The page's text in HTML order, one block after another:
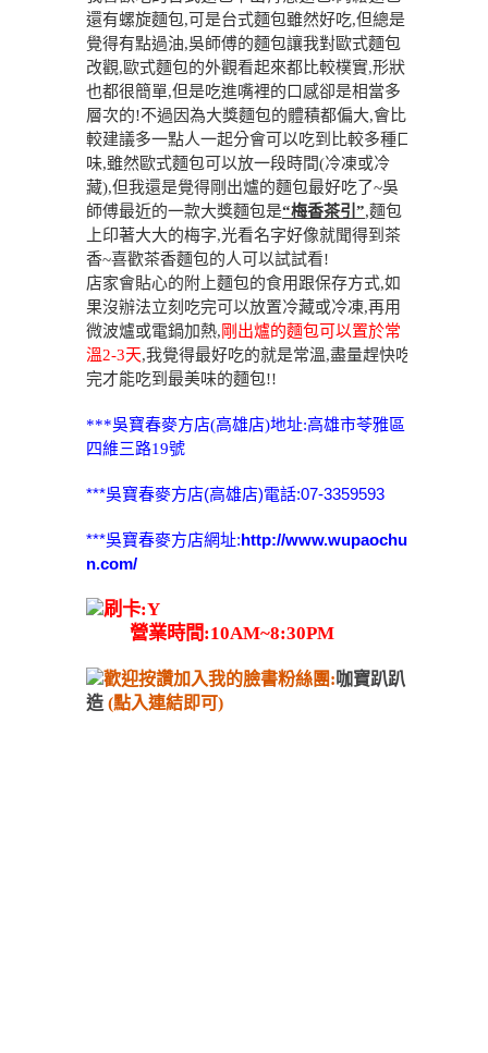
還有螺旋麵包,可是台式麵包雖然好吃,但總是
覺得有點過油,吳師傅的麵包讓我對歐式麵包
改觀,歐式麵包的外觀看起來都比較樸實,形狀
也都很簡單,但是吃進嘴裡的口感卻是相當多
層次的!不過因為大獎麵包的體積都偏大,會比
較建議多一點人一起分會可以吃到比較多種口
味,雖然歐式麵包可以放一段時間(冷凍或冷
藏),但我還是覺得剛出爐的麵包最好吃了~吳
師傅最近的一款大獎麵包是“梅香茶引”,麵包
上印著大大的梅字,光看名字好像就聞得到茶
香~喜歡茶香麵包的人可以試試看!
店家會貼心的附上麵包的食用跟保存方式,如
果沒辦法立刻吃完可以放置冷藏或冷凍,再用
微波爐或電鍋加熱,剛出爐的麵包可以置於常
溫2-3天,我覺得最好吃的就是常溫,盡量趕快吃
完才能吃到最美味的麵包!!
***吳寶春麥方店(高雄店)地址:高雄市苓雅區
四維三路19號
***吳寶春麥方店(高雄店)電話:07-3359593
***吳寶春麥方店網址:http://www.wupaochu
n.com/
刷卡:Y
營業時間:10AM~8:30PM
歡迎按讚加入我的臉書粉絲團:咖寶趴趴
造 (點入連結即可)